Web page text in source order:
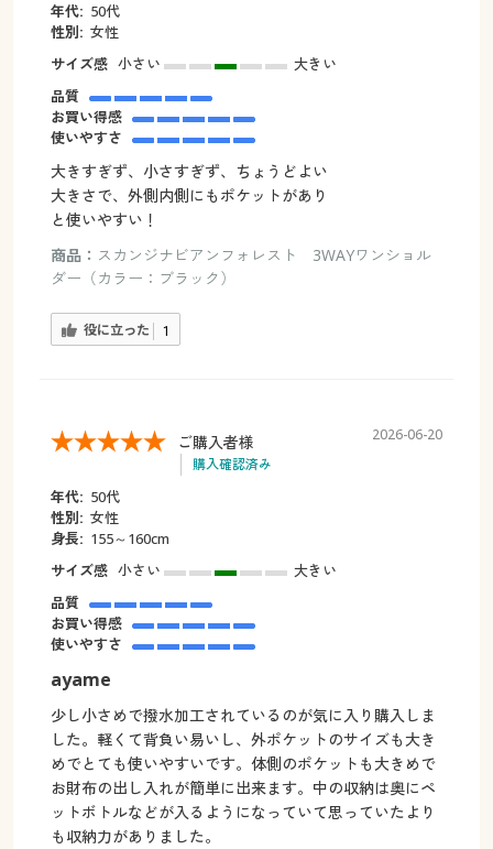
年代: 50代
性別: 女性
サイズ感 小さい
大きい
品質
お買い得感
使いやすさ
大きすぎず、小さすぎず、ちょうどよい
大きさで、外側内側にもポケットがあり
と使いやすい！
商品： スカンジナビアンフォレスト 3WAYワンショル
ダー（カラー：ブラック）
役に立った 1
ご購入者様
購入確認済み
2026-06-20
年代: 50代
性別: 女性
身長: 155～160cm
サイズ感 小さい
大きい
品質
お買い得感
使いやすさ
ayame
少し小さめで撥水加工されているのが気に入り購入しま
した。軽くて背負い易いし、外ポケットのサイズも大き
めでとても使いやすいです。体側のポケットも大きめで
お財布の出し入れが簡単に出来ます。中の収納は奥にペ
ットボトルなどが入るようになっていて思っていたより
も収納力がありました。